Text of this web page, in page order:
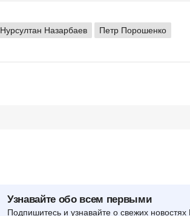
Нурсултан Назарбаев Петр Порошенко
Узнавайте обо всем первыми
Подпишитесь и узнавайте о свежих